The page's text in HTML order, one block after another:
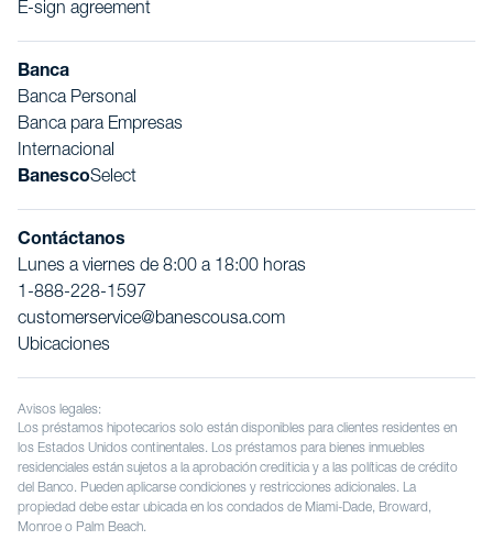
E-sign agreement
Banca
Banca Personal
Banca para Empresas
Internacional
BanescoSelect
Contáctanos
Lunes a viernes de 8:00 a 18:00 horas
1-888-228-1597
customerservice@banescousa.com
Ubicaciones
Avisos legales:
Los préstamos hipotecarios solo están disponibles para clientes residentes en
los Estados Unidos continentales. Los préstamos para bienes inmuebles
residenciales están sujetos a la aprobación crediticia y a las políticas de crédito
del Banco. Pueden aplicarse condiciones y restricciones adicionales. La
propiedad debe estar ubicada en los condados de Miami-Dade, Broward,
Monroe o Palm Beach.